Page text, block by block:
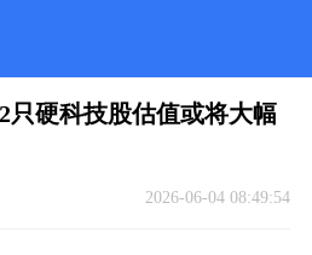
只硬科技股估值或将大幅
2026-06-04 08:49:54